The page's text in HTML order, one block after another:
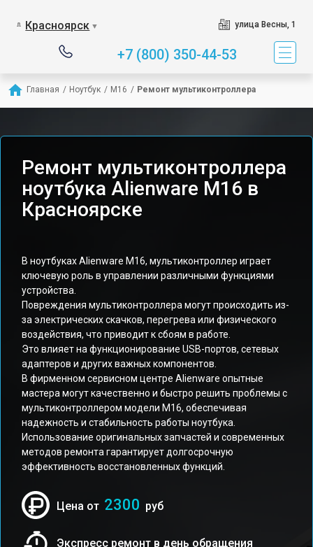
Красноярск ▼ улица Весны, 1
+7 (800) 350-44-53
Главная / Ноутбук / M16 / Ремонт мультиконтроллера
Ремонт мультиконтроллера
ноутбука Alienware M16 в
Красноярске
В ноутбуках Alienware M16, мультиконтроллер играет
ключевую роль в управлении различными функциями
устройства.
Повреждения мультиконтроллера могут происходить из-
за электрических скачков, перегрева или физического
воздействия, что приводит к сбоям в работе.
Это влияет на функционирование USB-портов, сетевых
адаптеров и других важных компонентов.
В фирменном сервисном центре Alienware опытные
мастера могут качественно и быстро решить проблемы с
мультиконтроллером модели M16, обеспечивая
надежность и стабильность работы ноутбука.
Использование оригинальных запчастей и современных
методов ремонта гарантирует долгосрочную
эффективность восстановленных функций.
Цена от 2300 руб
Экспресс ремонт в день обращения